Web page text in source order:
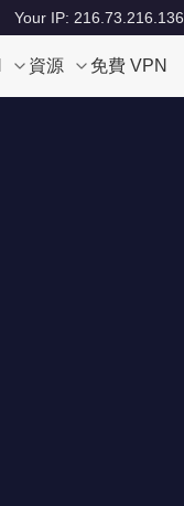
Your IP: 216.73.216.136
資源 免費 VPN